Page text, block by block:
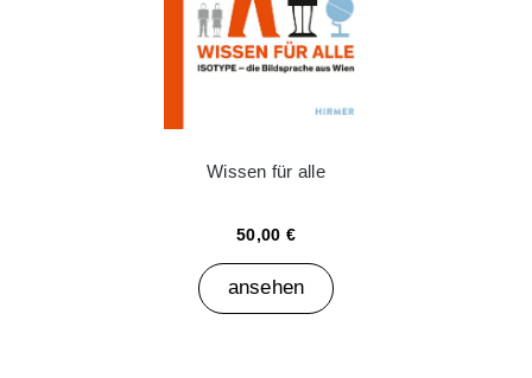
Wissen für alle
50,00 €
ansehen